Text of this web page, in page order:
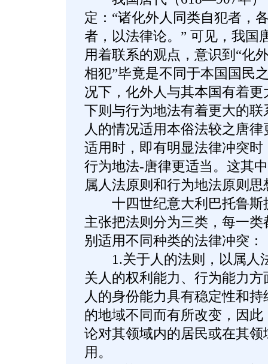
定：“诸化外人同类自犯者，
者，以法律论。” 可见，我国
用着联系的观点，意识到“化
相犯”毕竟是不同于本国国民
况下，化外人与其本国有着
下则与行为地法有着更大的
人的情况适用本俗法较之唐
适用时，即有明显法律冲突
行为地法-唐律更适当。这其
属人法原则和行为地法原则思
十四世纪意大利巴托鲁斯
主张把法则分为三类，每一
别适用不同种类的法律冲突：
1.关于人的法则，以属人
关人的权利能力、行为能力
人的身份能力具有稳定性和
的地域不同而有所改变，因
论对其领域内的居民或在其
用。